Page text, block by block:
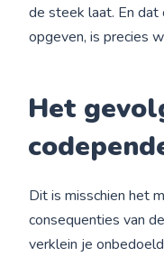
de steek laat. En dat
opgeven, is precies
Het
Dit is misschien het
consequenties van
verklein je